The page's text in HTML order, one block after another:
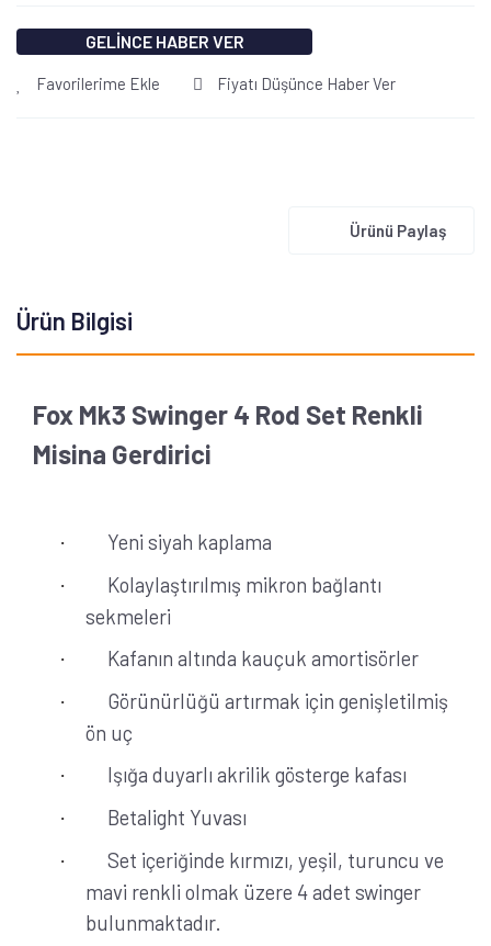
GELİNCE HABER VER
Favorilerime Ekle Fiyatı Düşünce Haber Ver
Ürünü Paylaş
Ürün Bilgisi
Fox Mk3 Swinger 4 Rod Set Renkli
Misina Gerdirici
· Yeni siyah kaplama
·
Kolaylaştırılmış mikron bağlantı
sekmeleri
· Kafanın altında kauçuk amortisörler
·
Görünürlüğü artırmak için genişletilmiş
ön uç
· Işığa duyarlı akrilik gösterge kafası
· Betalight Yuvası
·
Set içeriğinde kırmızı, yeşil, turuncu ve
mavi renkli olmak üzere 4 adet swinger
bulunmaktadır.